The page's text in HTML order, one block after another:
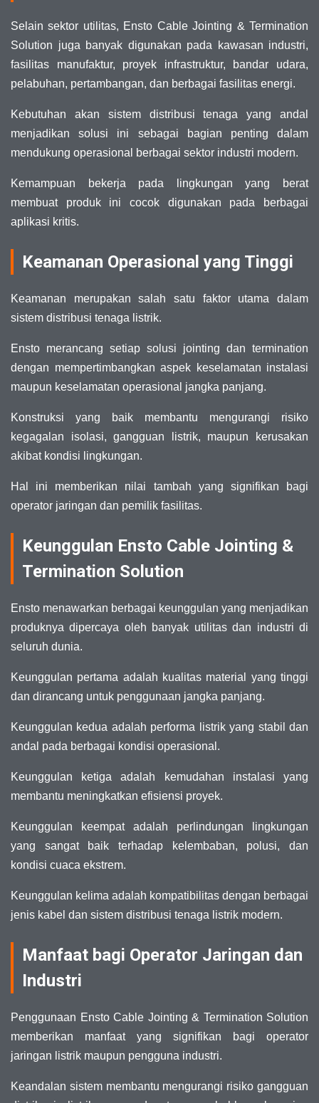
Selain sektor utilitas, Ensto Cable Jointing & Termination
Solution juga banyak digunakan pada kawasan industri,
fasilitas manufaktur, proyek infrastruktur, bandar udara,
pelabuhan, pertambangan, dan berbagai fasilitas energi.
Kebutuhan akan sistem distribusi tenaga yang andal
menjadikan solusi ini sebagai bagian penting dalam
mendukung operasional berbagai sektor industri modern.
Kemampuan bekerja pada lingkungan yang berat
membuat produk ini cocok digunakan pada berbagai
aplikasi kritis.
Keamanan Operasional yang Tinggi
Keamanan merupakan salah satu faktor utama dalam
sistem distribusi tenaga listrik.
Ensto merancang setiap solusi jointing dan termination
dengan mempertimbangkan aspek keselamatan instalasi
maupun keselamatan operasional jangka panjang.
Konstruksi yang baik membantu mengurangi risiko
kegagalan isolasi, gangguan listrik, maupun kerusakan
akibat kondisi lingkungan.
Hal ini memberikan nilai tambah yang signifikan bagi
operator jaringan dan pemilik fasilitas.
Keunggulan Ensto Cable Jointing &
Termination Solution
Ensto menawarkan berbagai keunggulan yang menjadikan
produknya dipercaya oleh banyak utilitas dan industri di
seluruh dunia.
Keunggulan pertama adalah kualitas material yang tinggi
dan dirancang untuk penggunaan jangka panjang.
Keunggulan kedua adalah performa listrik yang stabil dan
andal pada berbagai kondisi operasional.
Keunggulan ketiga adalah kemudahan instalasi yang
membantu meningkatkan efisiensi proyek.
Keunggulan keempat adalah perlindungan lingkungan
yang sangat baik terhadap kelembaban, polusi, dan
kondisi cuaca ekstrem.
Keunggulan kelima adalah kompatibilitas dengan berbagai
jenis kabel dan sistem distribusi tenaga listrik modern.
Manfaat bagi Operator Jaringan dan
Industri
Penggunaan Ensto Cable Jointing & Termination Solution
memberikan manfaat yang signifikan bagi operator
jaringan listrik maupun pengguna industri.
Keandalan sistem membantu mengurangi risiko gangguan